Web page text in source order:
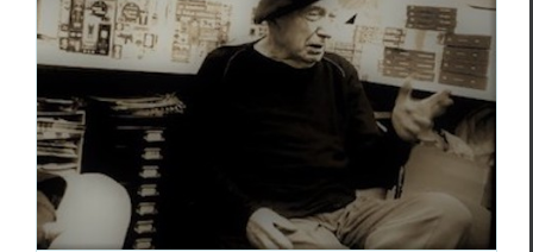
Deux heures avec Edgar Hilsenrath